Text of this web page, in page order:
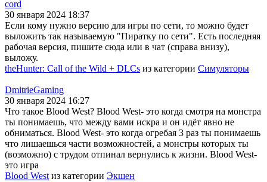
cord
30 января 2024 18:37
Если кому нужно версию для игры по сети, то можно будет
выложить так называемую "Пиратку по сети". Есть последняя
рабочая версия, пишите сюда или в чат (справа внизу),
выложу.
theHunter: Call of the Wild + DLCs из категории Симуляторы
DmitrieGaming
30 января 2024 16:27
Что такое Blood West? Blood West- это когда смотря на монстра
ты понимаешь, что между вами искра и он идёт явно не
обниматься. Blood West- это когда огребая 3 раз ты понимаешь
что лишаешься части возможностей, а монстры которых ты
(возможно) с трудом отпинал вернулись к жизни. Blood West-
это игра
Blood West из категории Экшен